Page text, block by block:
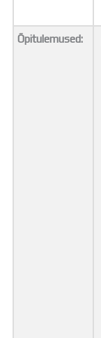
Õpitulemused: